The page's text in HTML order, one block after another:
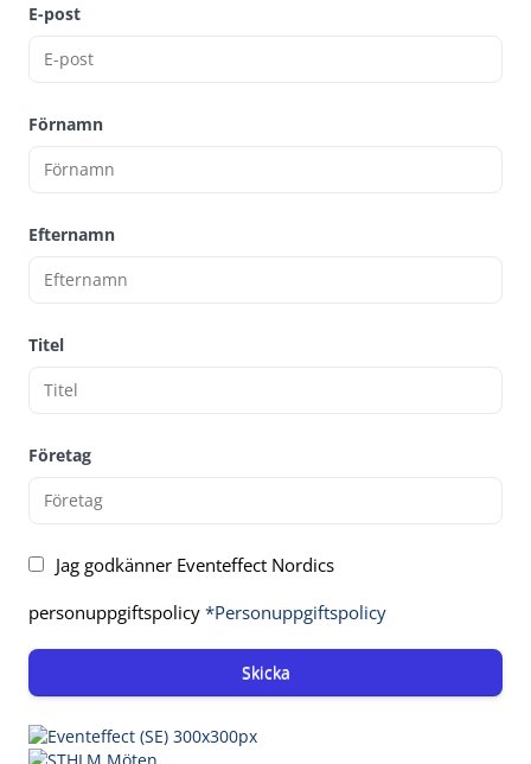
E-post
Förnamn
Efternamn
Titel
Företag
Jag godkänner Eventeffect Nordics
personuppgiftspolicy *Personuppgiftspolicy
Skicka